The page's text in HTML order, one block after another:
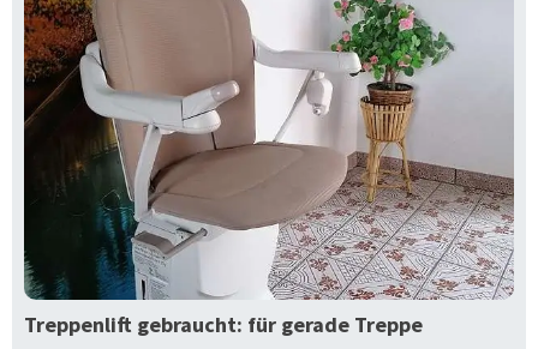
Treppenlift gebraucht: für gerade Treppe